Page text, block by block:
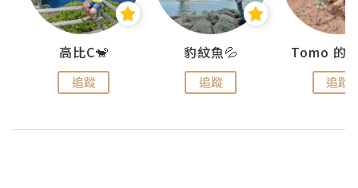
高比C🐒
追蹤
豹紋魚💦
追蹤 追蹤